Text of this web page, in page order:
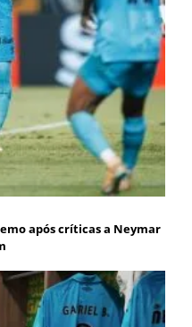
após críticas a Neymar